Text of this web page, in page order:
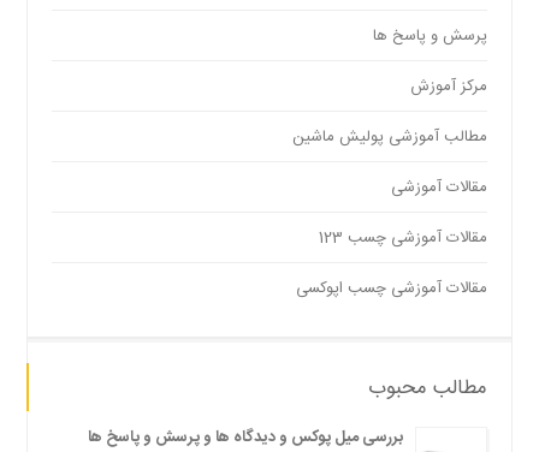
پرسش و پاسخ ها
مرکز آموزش
مطالب آموزشی پولیش ماشین
مقالات آموزشی
مقالات آموزشی چسب 123
مقالات آموزشی چسب اپوکسی
مطالب محبوب
بررسی میل پوکس و دیدگاه ها و پرسش و پاسخ ها